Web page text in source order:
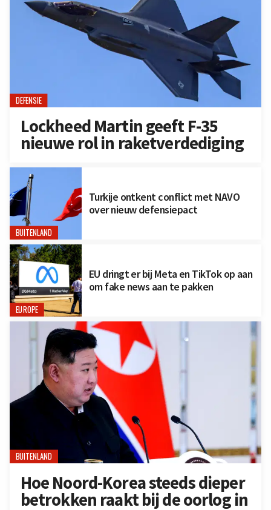
DEFENSIE
Lockheed Martin geeft F-35
nieuwe rol in raketverdediging
BUITENLAND
Turkije ontkent conflict met NAVO
over nieuw defensiepact
EUROPE
EU dringt er bij Meta en TikTok op aan
om fake news aan te pakken
BUITENLAND
Hoe Noord-Korea steeds dieper
betrokken raakt bij de oorlog in